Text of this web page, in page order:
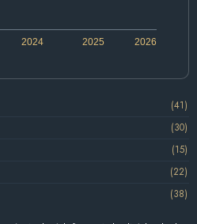
2024 2026
2025
(41)
(30)
(15)
(22)
(38)